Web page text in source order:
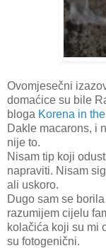
Ovomjesečni
domaćice su bile
bloga Korena in
Dakle macarons, i
nije to.
Nisam tip koji
napraviti. Nisam
ali uskoro.
Dugo sam se
razumijem cijelu
kolačića koji su mi
su fotogenični.